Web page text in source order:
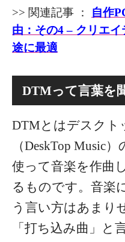
>> 関連記事 ： 自作
由：その4 – クリエ
途に最適
DTMって言葉を
DTMとはデスクト
（DeskTop Music
使って音楽を作曲
るものです。音楽
う言い方はあまり
「打ち込み曲」と